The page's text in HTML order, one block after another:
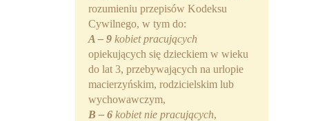
rozumieniu przepisów Kodeksu
Cywilnego, w tym do:
A– 9 kobiet pracujących
opiekujących się dzieckiem w wieku
do lat 3, przebywających na urlopie
macierzyńskim, rodzicielskim lub
wychowawczym,
B – 6 kobiet nie pracujących,